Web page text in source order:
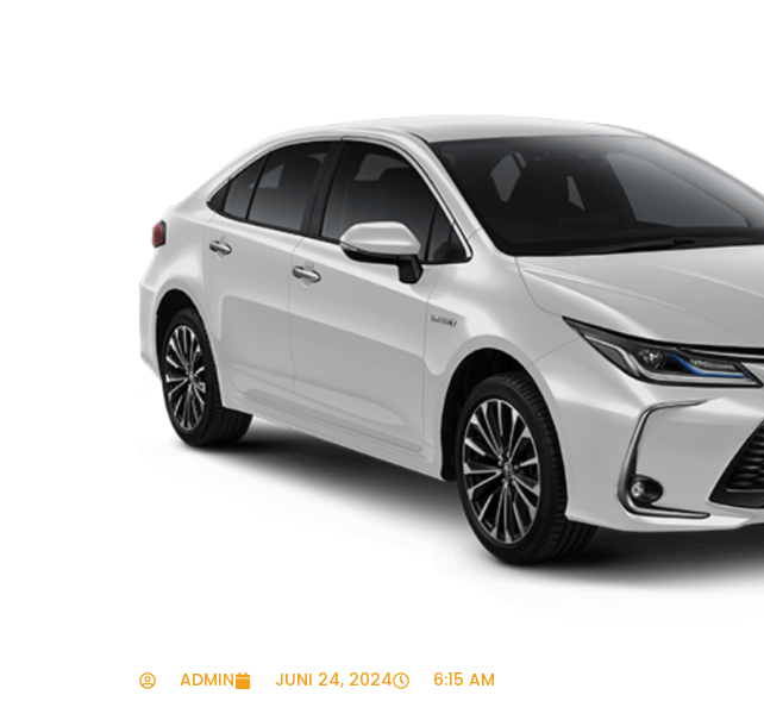
ADMIN JUNI 24, 2024 6:15 AM